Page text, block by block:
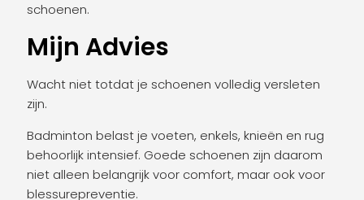
schoenen.
Mijn Advies
Wacht niet totdat je schoenen volledig versleten
zijn.
Badminton belast je voeten, enkels, knieën en rug
behoorlijk intensief. Goede schoenen zijn daarom
niet alleen belangrijk voor comfort, maar ook voor
blessurepreventie.